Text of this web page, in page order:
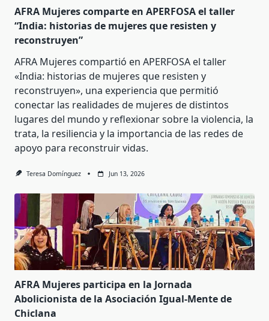
AFRA Mujeres comparte en APERFOSA el taller
“India: historias de mujeres que resisten y
reconstruyen”
AFRA Mujeres compartió en APERFOSA el taller
«India: historias de mujeres que resisten y
reconstruyen», una experiencia que permitió
conectar las realidades de mujeres de distintos
lugares del mundo y reflexionar sobre la violencia, la
trata, la resiliencia y la importancia de las redes de
apoyo para reconstruir vidas.
Teresa Domínguez Jun 13, 2026
AFRA Mujeres participa en la Jornada
Abolicionista de la Asociación Igual-Mente de
Chiclana